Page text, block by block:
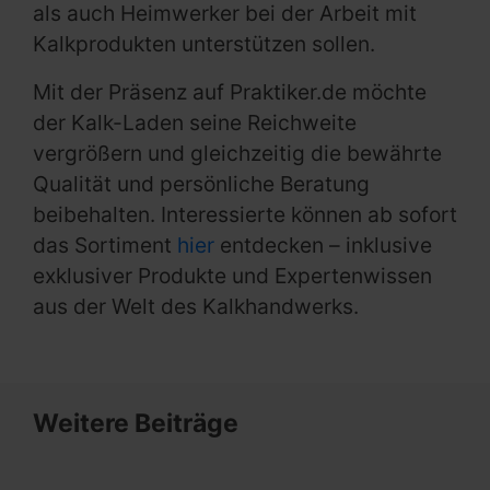
als auch Heimwerker bei der Arbeit mit
Kalkprodukten unterstützen sollen.
Mit der Präsenz auf Praktiker.de möchte
der Kalk-Laden seine Reichweite
vergrößern und gleichzeitig die bewährte
Qualität und persönliche Beratung
beibehalten. Interessierte können ab sofort
das Sortiment hier entdecken – inklusive
exklusiver Produkte und Expertenwissen
aus der Welt des Kalkhandwerks.
Weitere Beiträge